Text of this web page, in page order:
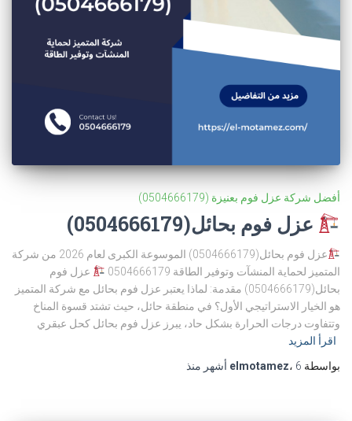
أفضل شركة عزل فوم بعنيزة (0504666179)
عزل فوم بحائل(0504666179)
عزل فوم بحائل(0504666179) الموسوعة الكبرى لعام 2026 من شركة
المتميز لحماية المنشآت وتوفير الطاقة 0504666179
عزل فوم
بحائل(0504666179) مقدمة: لماذا يعتبر عزل فوم بحائل مع شركة المتميز
هو الخيار الاستراتيجي الأول؟ في منطقة حائل، حيث تشتد قسوة المناخ
وتتفاوت درجات الحرارة بشكل حاد، يبرز عزل فوم بحائل كحل عبقري
اقرأ المزيد
بواسطة
elmotamez، 6 أشهر منذ